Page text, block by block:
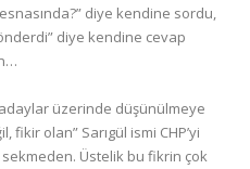
diye kendine sordu,
diye kendine cevap
üzerinde düşünülmeye
fikir olan” Sarıgül ismi CHP’yi
Üstelik bu fikrin çok